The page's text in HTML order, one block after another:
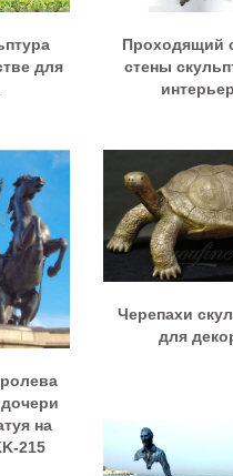
для
Проходящий
стены
на
215
Черепахи
для